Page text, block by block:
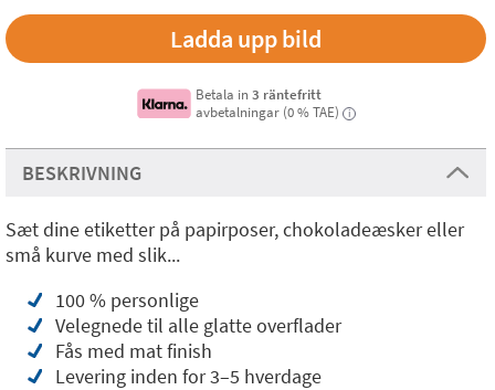
Ladda upp bild
Betala in 3 räntefritt
avbetalningar (0 % TAE)
i
BESKRIVNING
Sæt dine etiketter på papirposer, chokoladeæsker eller
små kurve med slik...
100 % personlige
Velegnede til alle glatte overflader
Fås med mat finish
Levering inden for 3–5 hverdage